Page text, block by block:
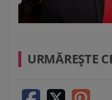
URMĂREŞTE